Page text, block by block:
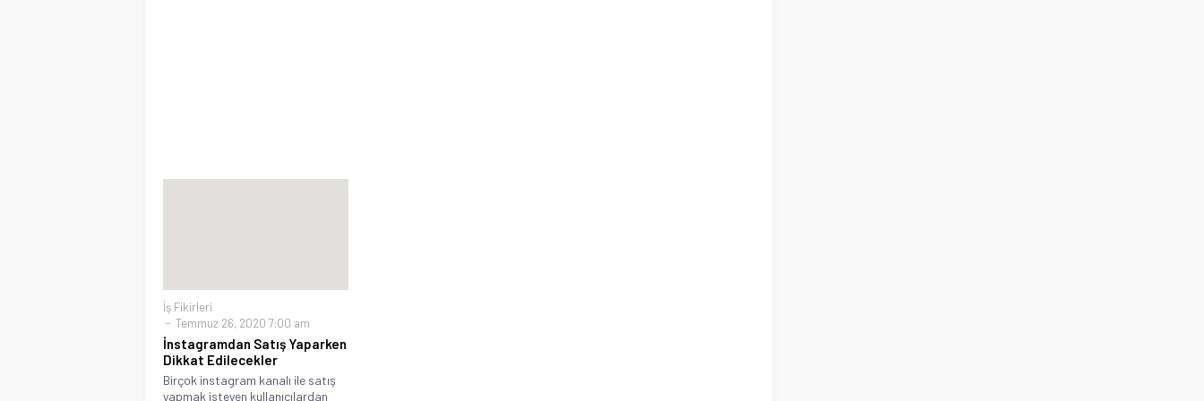
İş Fikirleri
Temmuz 26, 2020 7:00 am
İnstagramdan Satış Yaparken
Dikkat Edilecekler
Birçok instagram kanalı ile satış
yapmak isteyen kullanıcılardan